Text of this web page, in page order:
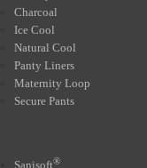
Charcoal
Ice Cool
Natural Cool
Panty Liners
Maternity Loop
Secure Pants
Sanisoft®